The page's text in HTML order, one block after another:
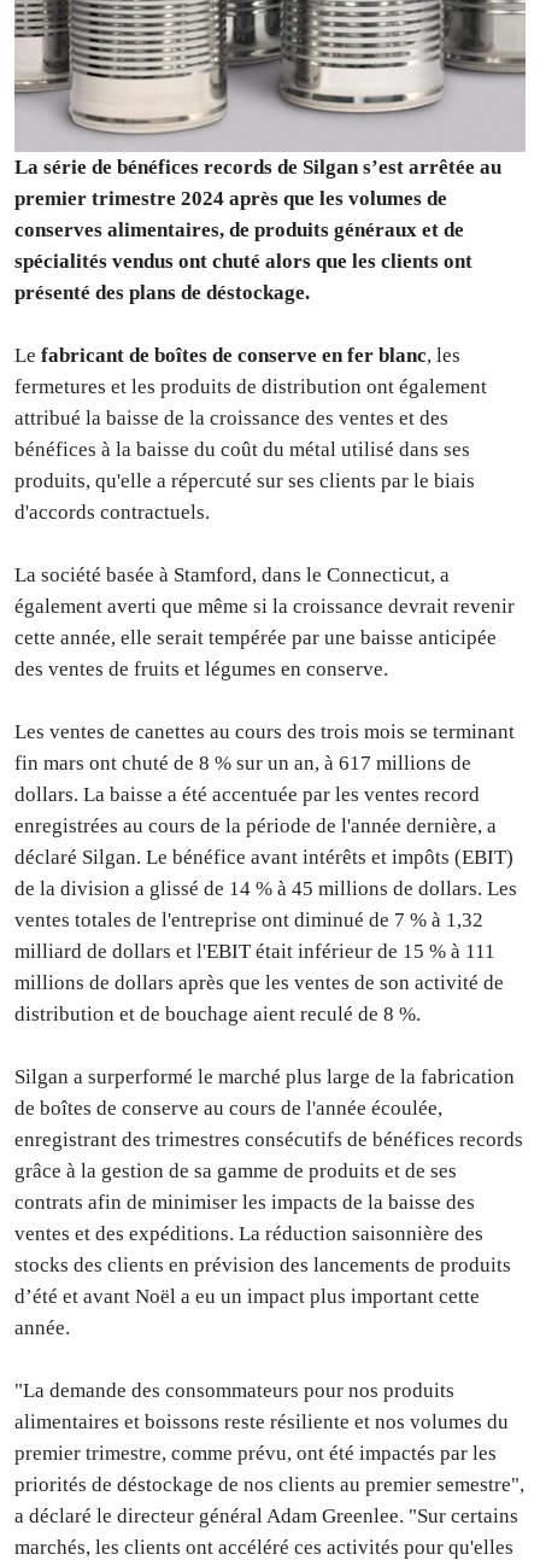
La série de bénéfices records de Silgan s’est arrêtée au
premier trimestre 2024 après que les volumes de
conserves alimentaires, de produits généraux et de
spécialités vendus ont chuté alors que les clients ont
présenté des plans de déstockage.
Le fabricant de boîtes de conserve en fer blanc, les
fermetures et les produits de distribution ont également
attribué la baisse de la croissance des ventes et des
bénéfices à la baisse du coût du métal utilisé dans ses
produits, qu'elle a répercuté sur ses clients par le biais
d'accords contractuels.
La société basée à Stamford, dans le Connecticut, a
également averti que même si la croissance devrait revenir
cette année, elle serait tempérée par une baisse anticipée
des ventes de fruits et légumes en conserve.
Les ventes de canettes au cours des trois mois se terminant
fin mars ont chuté de 8 % sur un an, à 617 millions de
dollars. La baisse a été accentuée par les ventes record
enregistrées au cours de la période de l'année dernière, a
déclaré Silgan. Le bénéfice avant intérêts et impôts (EBIT)
de la division a glissé de 14 % à 45 millions de dollars. Les
ventes totales de l'entreprise ont diminué de 7 % à 1,32
milliard de dollars et l'EBIT était inférieur de 15 % à 111
millions de dollars après que les ventes de son activité de
distribution et de bouchage aient reculé de 8 %.
Silgan a surperformé le marché plus large de la fabrication
de boîtes de conserve au cours de l'année écoulée,
enregistrant des trimestres consécutifs de bénéfices records
grâce à la gestion de sa gamme de produits et de ses
contrats afin de minimiser les impacts de la baisse des
ventes et des expéditions. La réduction saisonnière des
stocks des clients en prévision des lancements de produits
d’été et avant Noël a eu un impact plus important cette
année.
"La demande des consommateurs pour nos produits
alimentaires et boissons reste résiliente et nos volumes du
premier trimestre, comme prévu, ont été impactés par les
priorités de déstockage de nos clients au premier semestre",
a déclaré le directeur général Adam Greenlee. "Sur certains
marchés, les clients ont accéléré ces activités pour qu'elles